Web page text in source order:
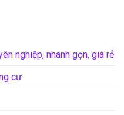
nghiệp, nhanh gọn, giá rẻ
cư